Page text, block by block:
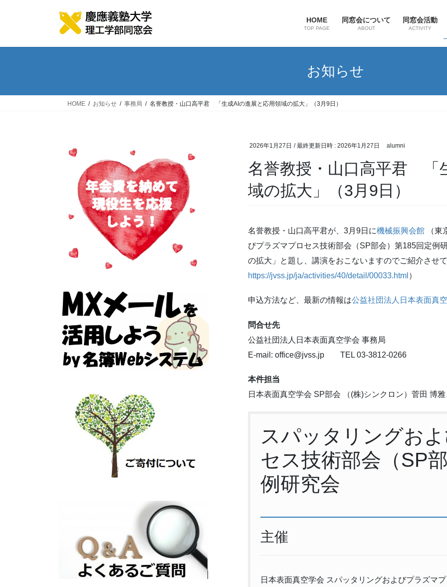
HOME
TOP PAGE
同窓会について
ABOUT
同窓会活動
ACTIVITY
お知らせ
HOME お知らせ 事務局 名誉教授・山口高平君 「生成AIの進展と応用領域の拡大」（3月9日）
2026年1月27日 / 最終更新日時 : 2026年1月27日 alumni
名誉教授・山口高平君 「
域の拡大」（3月9日）
名誉教授・山口高平君が、3月9日に機械振興会館 （東
びプラズマプロセス技術部会（SP部会）第185回定例
の拡大」と題し、講演をおこないますのでご紹介させ
https://jvss.jp/ja/activities/40/detail/00033.html ）
申込方法など、最新の情報は公益社団法人日本表面真
問合せ先
公益社団法人日本表面真空学会 事務局
E-mail: office@jvss.jp TEL 03-3812-0266
本件担当
日本表面真空学会 SP部会 （(株)シンクロン）菅田 博
スパッタリングお
セス技術部会（SP
例研究会
主催
日本表面真空学会 スパッタリングおよびプラズマ